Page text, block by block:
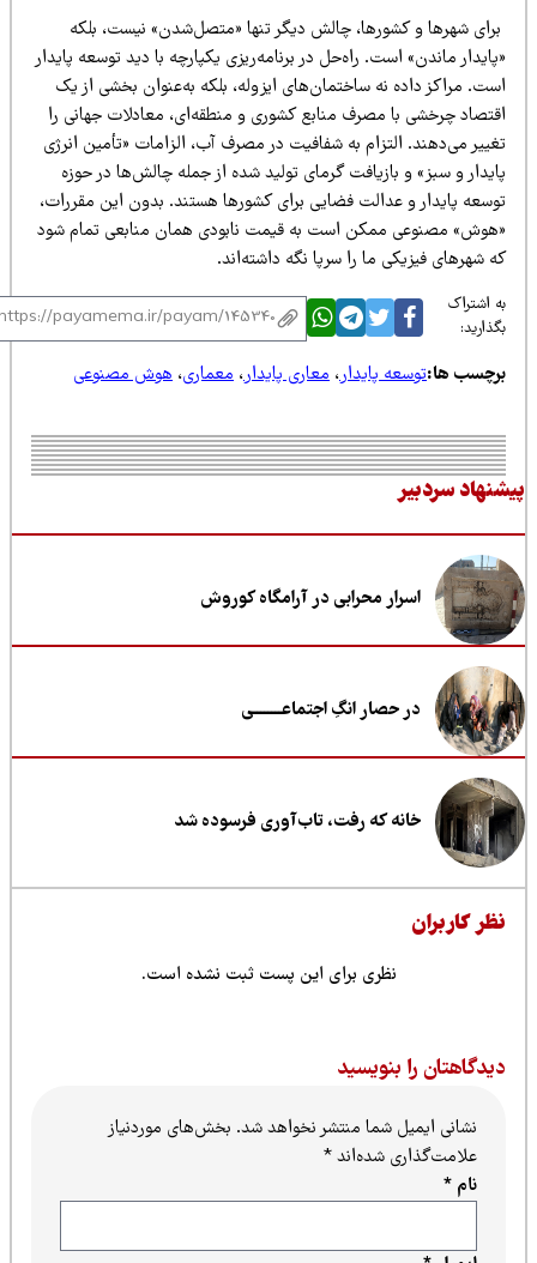
شهرها و کشورها، چالش دیگر تنها «متصل‌شدن» نیست، بلکه
ماندن» است. راه‌حل در برنامه‌ریزی یکپارچه با دید توسعه پایدار
مراکز داده نه ساختمان‌های ایزوله، بلکه به‌عنوان بخشی از یک
چرخشی با مصرف منابع کشوری و منطقه‌ای، معادلات جهانی را
می‌دهند. التزام به شفافیت در مصرف آب، الزامات «تأمین انرژی
و سبز» و بازیافت گرمای تولید شده از جمله چالش‌ها در حوزه
پایدار و عدالت فضایی برای کشورها هستند. بدون این مقررات،
مصنوعی ممکن است به قیمت نابودی همان منابعی تمام شود
شهرهای فیزیکی ما را سرپا نگه داشته‌اند.
اشتراک
ها:توسعه پایدار،معاری پایدار،معماری،هوش مصنوعی
سردبیر
اسرار محرابی در آرامگاه کوروش
در حصار انگِ اجتماعــــــــی
خانه که رفت، تاب‌آوری فرسوده شد
کاربران
نظری برای این پست ثبت نشده است.
را بنویسید
نشانی ایمیل شما منتشر نخواهد شد.بخش‌های موردنیاز
علامت‌گذاری شده‌اند*